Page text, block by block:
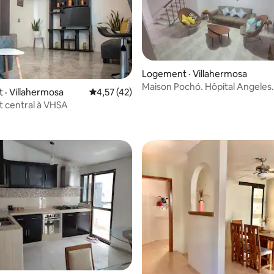
sur 5, 8 commentaires
Villahermosa Note moyenne de 4,57 sur 5, 42
4,57 (42)
central à VHSA
Logement · Villahermosa
Maison Pochó. Hôpital Angeles.